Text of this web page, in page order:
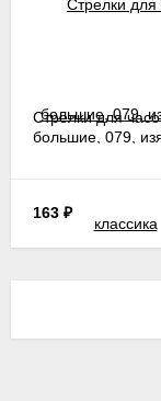
Стрелки для
большие, 079,
163 ₽